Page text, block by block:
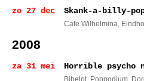
zo 27 dec Skank-a-billy-
Cafe Wilhelmina,
2008
za 31 mei Horrible psycho
Bibelot, Poppodium ,